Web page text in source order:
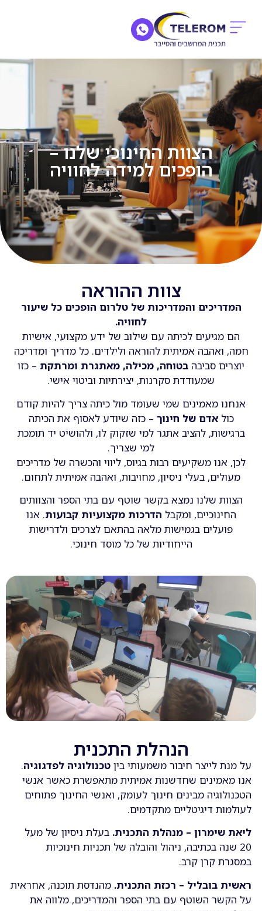
הצוות החינוכי שלנו –
הופכים למידה לחוויה
צוות ההוראה
המדריכים והמדריכות של טלרום הופכים כל שיעור
לחוויה.
הם מגיעים לכיתה עם שילוב של ידע מקצועי, אישיות
חמה, ואהבה אמיתית להוראה ולילדים. כל מדריך ומדריכה
יוצרים סביבה בטוחה, מכילה, מאתגרת ומרתקת – כזו
שמעודדת סקרנות, יצירתיות וביטוי אישי.
אנחנו מאמינים שמי שעומד מול כיתה צריך להיות קודם
כולאדם של חינוך – כזה שיודע לאסוף את הכיתה
ברגישות, להציב אתגר למי שזקוק לו, ולהושיט יד תומכת
למי שצריך.
לכן, אנו משקיעים רבות בגיוס, ליווי והכשרה של מדריכים
מעולים, בעלי ניסיון, מחויבות, ואהבה אמיתית לתחום.
הצוות שלנו נמצא בקשר שוטף עם בתי הספר והצוותים
החינוכיים, ומקבל הדרכות מקצועיות קבועות. אנו
פועלים בגמישות מלאה בהתאם לצרכים ולדרישות
הייחודיות של כל מוסד חינוכי.
הנהלת התכנית
על מנת לייצר חיבור משמעותי בין טכנולוגיה לפדגוגיה.
אנו מאמינים שחדשנות אמיתית מתאפשרת כאשר אנשי
הטכנולוגיה מבינים חינוך לעומק, ואנשי החינוך פתוחים
לעולמות דיגיטליים מתקדמים.
ליאת שימרון – מנהלת התכנית. בעלת ניסיון של מעל
20 שנה בכתיבה, ניהול והובלה של תכניות חינוכיות
במסגרת קרן קרב.
ראשית בובליל – רכזת התכנית. מהנדסת תוכנה, אחראית
על הקשר השוטף עם בתי הספר והמדריכים, מלווה את